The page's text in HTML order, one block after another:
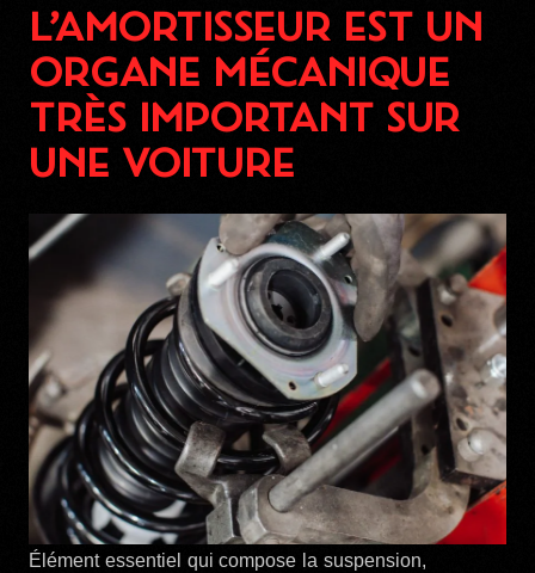
L’AMORTISSEUR EST UN
ORGANE MÉCANIQUE
TRÈS IMPORTANT SUR
UNE VOITURE
Élément essentiel qui compose la suspension,